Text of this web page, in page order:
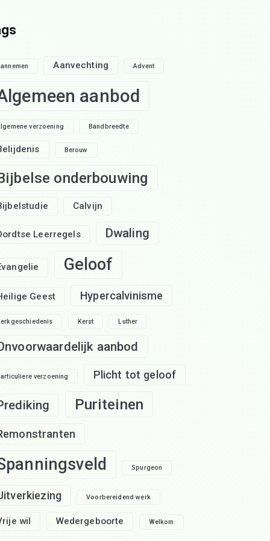
Aanvechting Advent
aanbod
verzoening Bandbreedte
Berouw
onderbouwing
Calvijn
Leerregels Dwaling
Geloof
Geest Hypercalvinisme
Kerst Luther
aanbod
verzoening Plicht tot geloof
Puriteinen
Spurgeon
Voorbereidend werk
wil Wedergeboorte Welkom